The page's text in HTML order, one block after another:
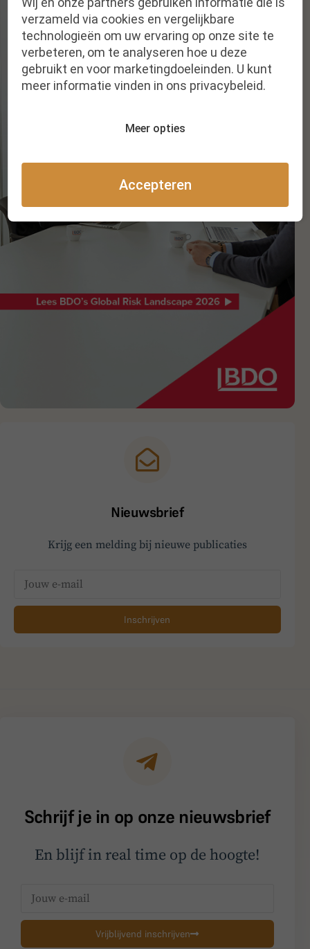
Nieuwsbrief
Krijg een melding bij nieuwe publicaties
Inschrijven
Schrijf je in op onze nieuwsbrief
En blijf in real time op de hoogte!
Vrijblijvend inschrijven
verzameld via cookies en vergelijkbare
technologieën om uw ervaring op onze site te
verbeteren, om te analyseren hoe u deze
gebruikt en voor marketingdoeleinden. U kunt
meer informatie vinden in ons privacybeleid.
Meer opties
Accepteren